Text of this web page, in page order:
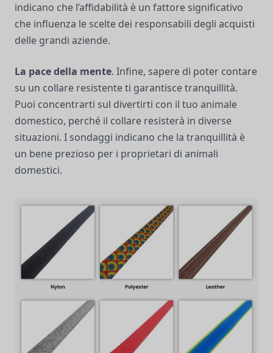
indicano che l’affidabilità è un fattore significativo
che influenza le scelte dei responsabili degli acquisti
delle grandi aziende.
La pace della mente. Infine, sapere di poter contare
su un collare resistente ti garantisce tranquillità.
Puoi concentrarti sul divertirti con il tuo animale
domestico, perché il collare resisterà in diverse
situazioni. I sondaggi indicano che la tranquillità è
un bene prezioso per i proprietari di animali
domestici.